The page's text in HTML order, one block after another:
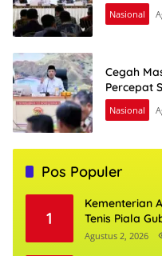
Nasional
Cegah
Percepat
Nasional
Pos Populer
1
Kementerian
Tenis Piala
Agustus 2, 2026